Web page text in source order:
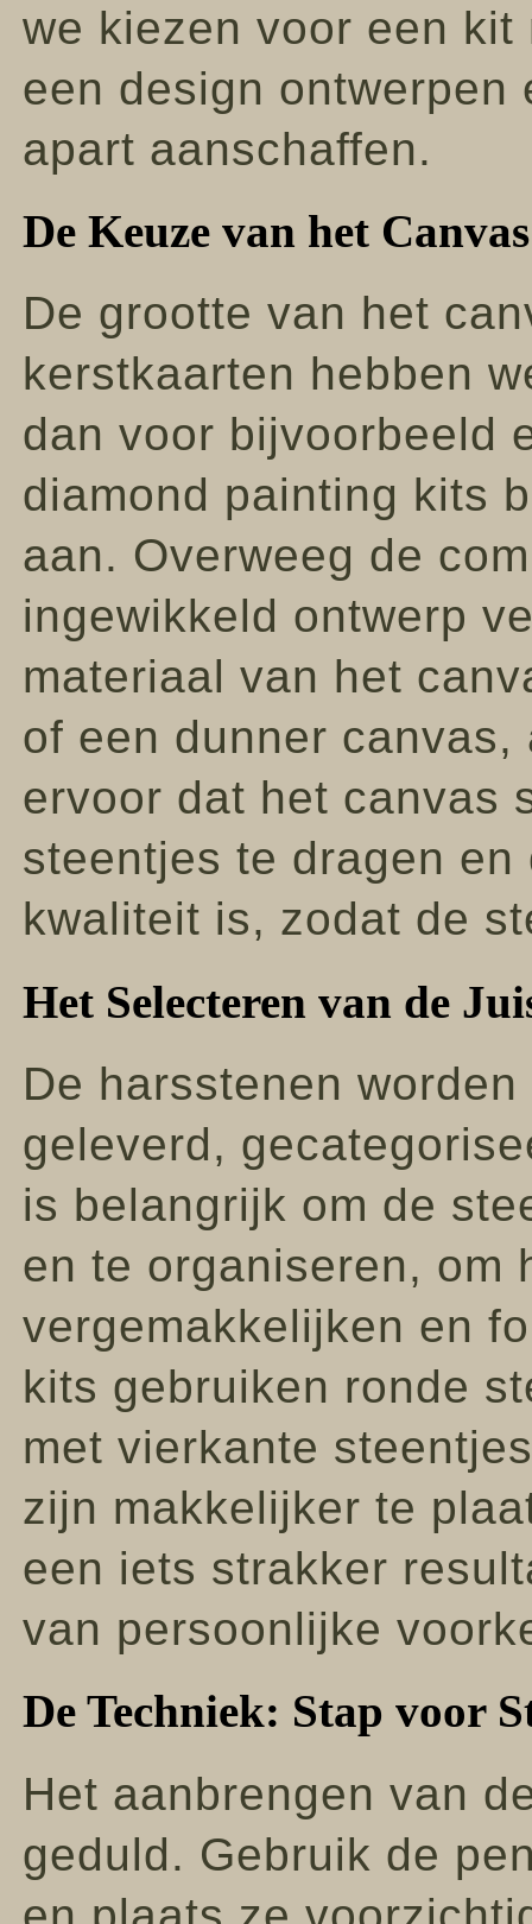
we kiezen voor een
een design ontwerpen
apart aanschaffen.
De Keuze van het
De grootte van het
kerstkaarten hebben
dan voor bijvoorbeeld
diamond painting kits
aan. Overweeg de
ingewikkeld ontwerp
materiaal van het
of een dunner
ervoor dat het canvas
steentjes te dragen
kwaliteit is, zodat de
Het Selecteren van de
De harsstenen
geleverd,
is belangrijk om de
en te organiseren, om
vergemakkelijken en
kits gebruiken ronde
met vierkante
zijn makkelijker te
een iets strakker
van persoonlijke
De Techniek: Stap voor
Het aanbrengen van
geduld. Gebruik de